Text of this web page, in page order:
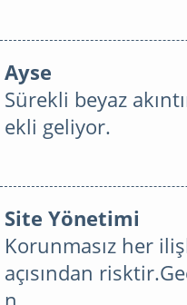
Ayse
Sürekli beyaz
ekli geliyor.
Site Yönetimi
Korunmasız her
açısından